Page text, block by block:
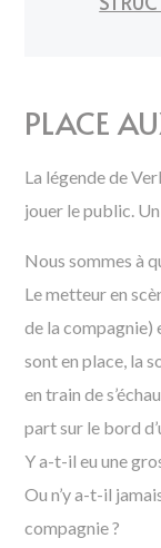
PLACE
La légende de
jouer le public.
Nous sommes à
Le metteur en
de la compagnie)
sont en place, la
en train de
part sur le bord
Y a-t-il eu une
Ou n’y a-t-il
compagnie ?